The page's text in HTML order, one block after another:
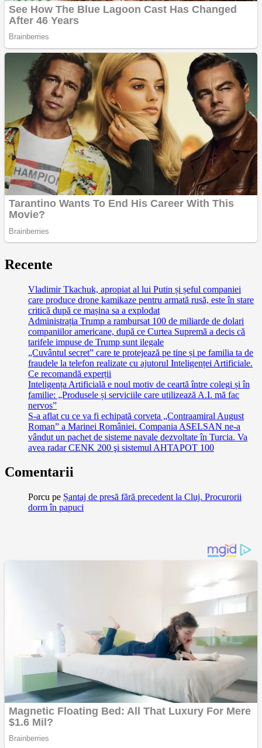
Recente
Vladimir Tkachuk, apropiat al lui Putin și șeful companiei
care produce drone kamikaze pentru armată rusă, este în stare
critică după ce mașina sa a explodat
Administrația Trump a rambursat 100 de miliarde de dolari
companiilor americane, după ce Curtea Supremă a decis că
tarifele impuse de Trump sunt ilegale
„Cuvântul secret” care te protejează pe tine și pe familia ta de
fraudele la telefon realizate cu ajutorul Inteligenței Artificiale.
Ce recomandă experții
Inteligența Artificială e noul motiv de ceartă între colegi și în
familie: „Produsele și serviciile care utilizează A.I. mă fac
nervos”
S-a aflat cu ce va fi echipată corveta „Contraamiral August
Roman” a Marinei României. Compania ASELSAN ne-a
vândut un pachet de sisteme navale dezvoltate în Turcia. Va
avea radar CENK 200 şi sistemul AHTAPOT 100
Comentarii
Porcu pe Șantaj de presă fără precedent la Cluj. Procurorii
dorm în papuci